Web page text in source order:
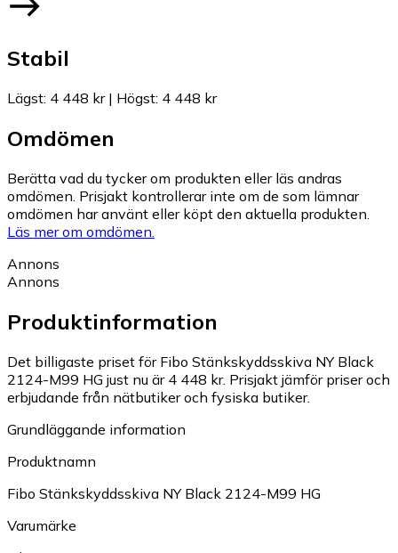
Stabil
Lägst: 4 448 kr| Högst: 4 448 kr
Omdömen
Berätta vad du tycker om produkten eller läs andras
omdömen. Prisjakt kontrollerar inte om de som lämnar
omdömen har använt eller köpt den aktuella produkten.
Läs mer om omdömen.
Annons
Annons
Produktinformation
Det billigaste priset för Fibo Stänkskyddsskiva NY Black
2124-M99 HG just nu är 4 448 kr. Prisjakt jämför priser och
erbjudande från nätbutiker och fysiska butiker.
Grundläggande information
Produktnamn
Fibo Stänkskyddsskiva NY Black 2124-M99 HG
Varumärke